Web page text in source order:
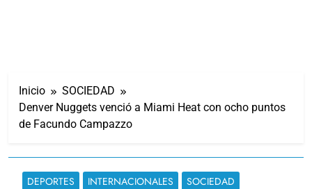
Inicio
SOCIEDAD
Denver Nuggets venció a Miami Heat con ocho puntos
de Facundo Campazzo
DEPORTES INTERNACIONALES SOCIEDAD